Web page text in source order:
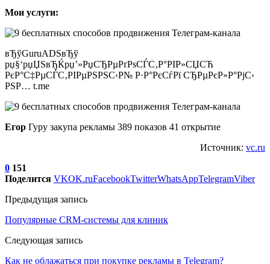
Мои услуги:
вЂўGuruADSвЂў
рџ§‘рџЏЅвЂЌрџ’»РџСЂРµРґРѕСЃС‚Р°РІР»СЏСЋ
РєР°С‡РµСЃС‚РІРµРЅРЅС‹Р№ Р·Р°РєСѓРї СЂРµРєР»Р°РјС‹
РЅР… t.me
Егор Гуру закупа рекламы 389 показов 41 открытие
Источник: vc.ru
0 151
Поделится VKOK.ruFacebookTwitterWhatsAppTelegramViber
Предыдущая запись
Популярные CRM-системы для клиник
Следующая запись
Как не облажаться при покупке рекламы в Telegram?